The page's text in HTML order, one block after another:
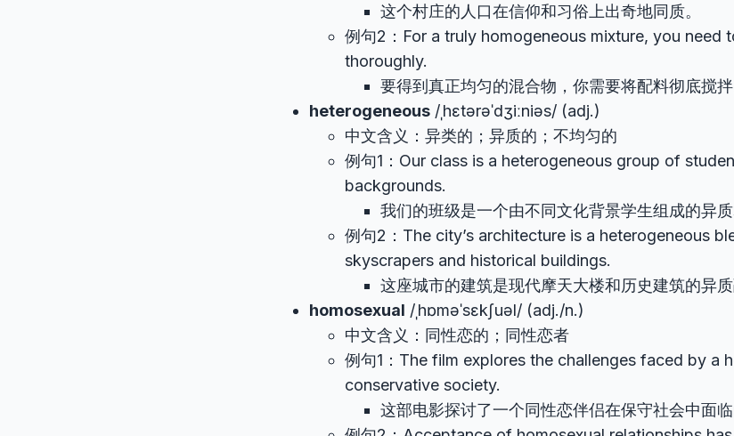
这个村庄的人口在信仰和习俗上出奇地同质。
例句2：For a truly homogeneous mixture, you need
thoroughly.
要得到真正均匀的混合物，你需要将配料彻底搅拌
heterogeneous /ˌhɛtərəˈdʒiːniəs/ (adj.)
中文含义：异类的；异质的；不均匀的
例句1：Our class is a heterogeneous group of
backgrounds.
我们的班级是一个由不同文化背景学生组成的异质
例句2：The city’s architecture is a heterogeneous
skyscrapers and historical buildings.
这座城市的建筑是现代摩天大楼和历史建筑的异质
homosexual /ˌhɒməˈsɛkʃuəl/ (adj./n.)
中文含义：同性恋的；同性恋者
例句1：The film explores the challenges faced by a
conservative society.
这部电影探讨了一个同性恋伴侣在保守社会中面临